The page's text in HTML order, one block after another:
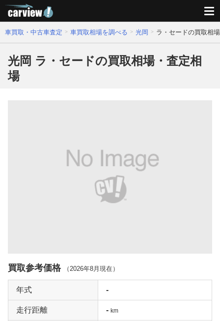
車買取・中古車査定 車買取相場を調べる 光岡 ラ・セードの買取相
光岡 ラ・セードの買取相場・査定相
場
買取参考価格 （2026年8月 現在）
年式 -
走行距離 - km